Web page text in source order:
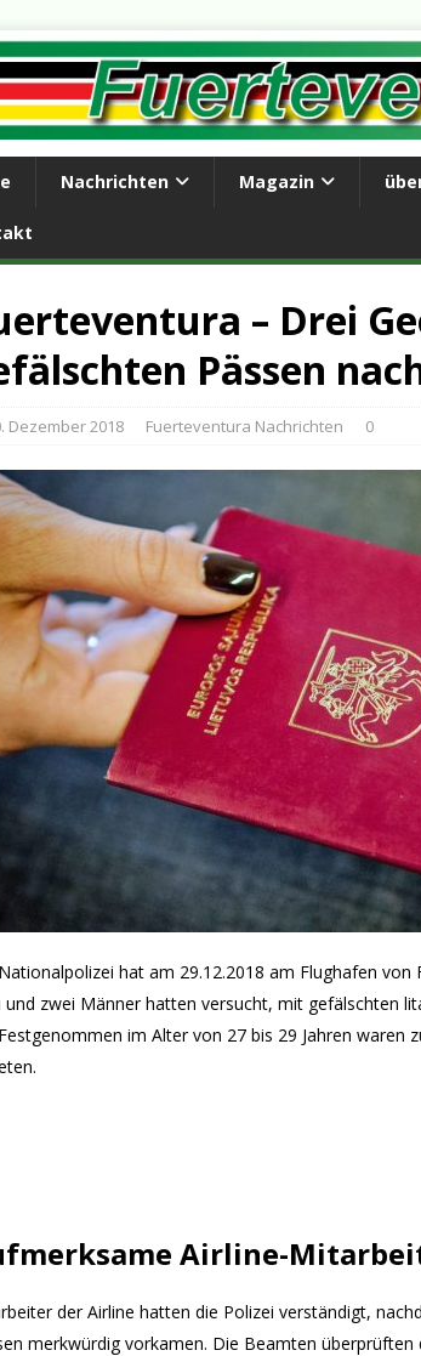
Nachrichten Magazin
– Drei
Pässen
Dezember 2018 Fuerteventura Nachrichten 0
hat am 29.12.2018 am Flughafen
und zwei Männer hatten versucht, mit gefälschten
im Alter von 27 bis 29 Jahren waren
Airline-
der Airline hatten die Polizei verständigt,
merkwürdig vorkamen. Die Beamten